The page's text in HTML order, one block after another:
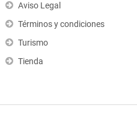
Aviso Legal
Términos y condiciones
Turismo
Tienda